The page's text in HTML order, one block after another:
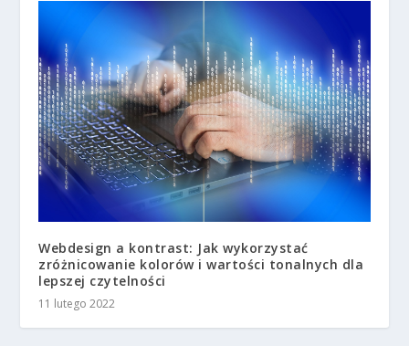
Webdesign a kontrast: Jak wykorzystać
zróżnicowanie kolorów i wartości tonalnych dla
lepszej czytelności
11 lutego 2022